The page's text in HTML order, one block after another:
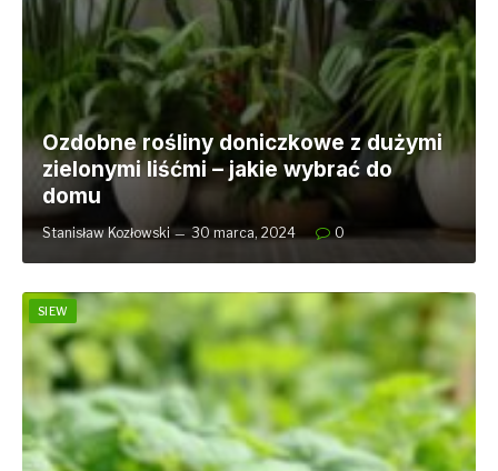
Ozdobne rośliny doniczkowe z dużymi
zielonymi liśćmi – jakie wybrać do
domu
Stanisław Kozłowski 30 marca, 2024 0
SIEW